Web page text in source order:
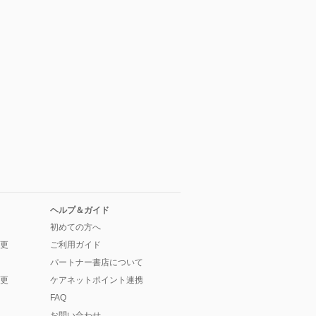
ヘルプ＆ガイド
初めての方へ
ご利用ガイド
パートナー書店について
ケアネットポイント連携
FAQ